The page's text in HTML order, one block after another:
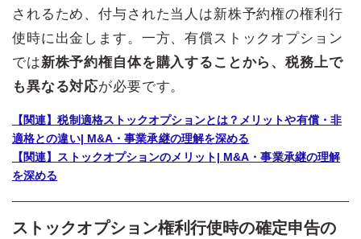
されるため、付与された当人は新株予約権の権利行
使時に出金します。一方、有償ストックオプション
では新株予約権自体を購入することから、税務上で
も異なる対応が必要です。
【関連】税制適格ストックオプションとは？メリットや有償・非
適格との違い| M&A・事業承継の理解を深める
【関連】ストックオプションのメリット| M&A・事業承継の理解
を深める
ストックオプション権利行使時の確定申告の